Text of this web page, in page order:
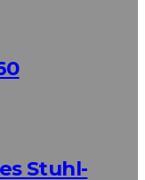
Stuhl-